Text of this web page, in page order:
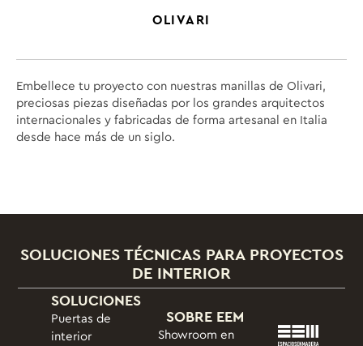
OLIVARI
Embellece tu proyecto con nuestras manillas de Olivari,
preciosas piezas diseñadas por los grandes arquitectos
internacionales y fabricadas de forma artesanal en Italia
desde hace más de un siglo.
SOLUCIONES TÉCNICAS PARA PROYECTOS
DE INTERIOR
SOLUCIONES
Puertas de
interior
SOBRE EEM
Showroom en